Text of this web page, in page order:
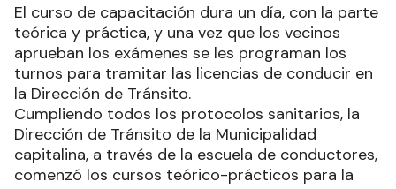
El curso de capacitación dura un día, con la parte
teórica y práctica, y una vez que los vecinos
aprueban los exámenes se les programan los
turnos para tramitar las licencias de conducir en
la Dirección de Tránsito.
Cumpliendo todos los protocolos sanitarios, la
Dirección de Tránsito de la Municipalidad
capitalina, a través de la escuela de conductores,
comenzó los cursos teórico-prácticos para la